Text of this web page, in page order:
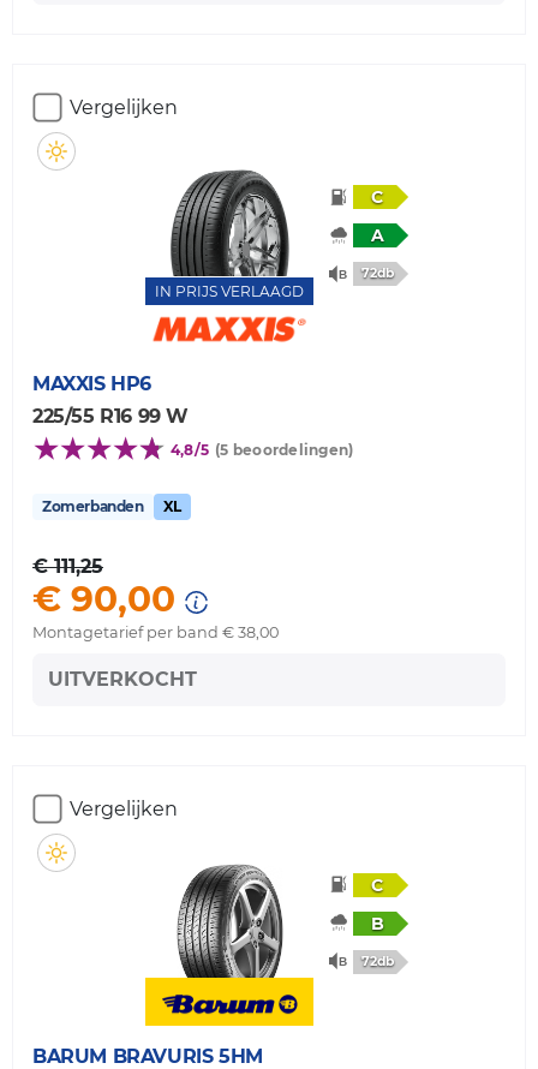
Vergelijken
IN PRIJS VERLAAGD
C
A
72db
MAXXIS HP6
225/55 R16 99 W
4,8/5 (5 beoordelingen)
Zomerbanden XL
€ 111,25
€ 90,00
Montagetarief per band € 38,00
UITVERKOCHT
Vergelijken
C
B
72db
BARUM BRAVURIS 5HM